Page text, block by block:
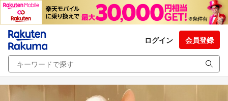
ログイン 会員登録